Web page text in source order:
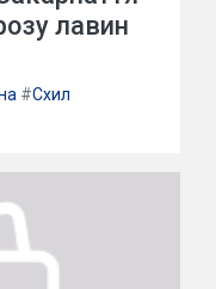
лавин
#Схил